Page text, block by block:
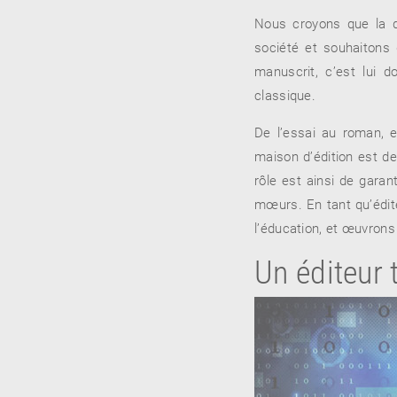
Nous croyons que la
société et
manuscrit, c’est lui
classique.
De l’essai au
maison d’édition est
rôle est ainsi de
mœurs. En tant
l’éducation, et
Un éditeur